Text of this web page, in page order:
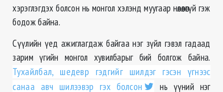
хэрэглэгдэх болсон нь монгол хэлэнд муугаар нөлөөлөөгүй гэж
бодож байна.
Сүүлийн үед ажиглагдаж байгаа нэг зүйл гэвэл гадаад
зарим үгийн монгол хувилбарыг бий болгож байна.
Тухайлбал, шедевр гэдгийг шилдэг гэсэн үгнээс
санаа авч шилээвэр гэх болсон
нь үүний нэг